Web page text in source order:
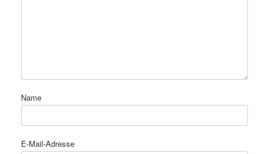
Name
E-Mail-Adresse